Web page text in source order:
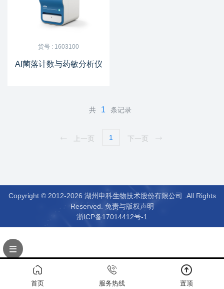
货号 : 1603100
AI菌落计数与药敏分析仪
共 1 条记录
上一页 1 下一页
Copyright © 2012-2026 湖州申科生物技术股份有限公司 .All Rights
Reserved. 免责与版权声明
浙ICP备17014412号-1
首页 服务热线 置顶